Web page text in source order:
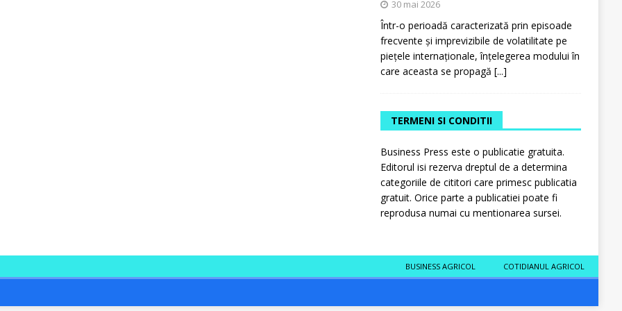
30 mai 2026
Într-o perioadă caracterizată prin episoade
frecvente și imprevizibile de volatilitate pe
piețele internaționale, înțelegerea modului în
care aceasta se propagă [...]
TERMENI SI CONDITII
Business Press este o publicatie gratuita.
Editorul isi rezerva dreptul de a determina
categoriile de cititori care primesc publicatia
gratuit. Orice parte a publicatiei poate fi
reprodusa numai cu mentionarea sursei.
BUSINESS AGRICOL COTIDIANUL AGRICOL